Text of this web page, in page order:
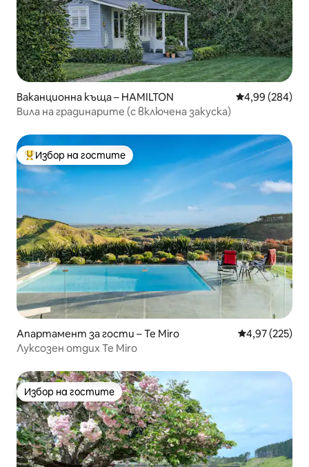
Ваканционна къща – HAMILTON Средна
4,99 (284)
Вила на градинарите (с включена закуска)
Най-популярен избор на гостите
Избор на гостите
Апартамент за гости – Te Miro Средна
4,97 (225)
Луксозен отдих Te Miro
Избор на гостите
Избор на гостите